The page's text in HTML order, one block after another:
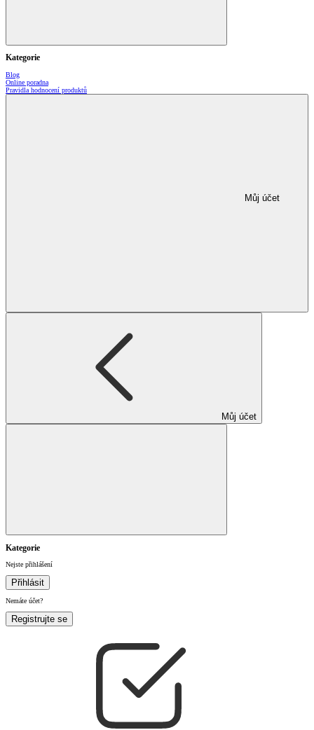
Kategorie
Blog
Online poradna
Pravidla hodnocení produktů
Můj účet
Můj účet
Kategorie
Nejste přihlášení
Přihlásit
Nemáte účet?
Registrujte se